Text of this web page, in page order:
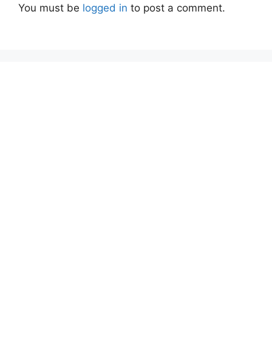
You must be logged in to post a comment.